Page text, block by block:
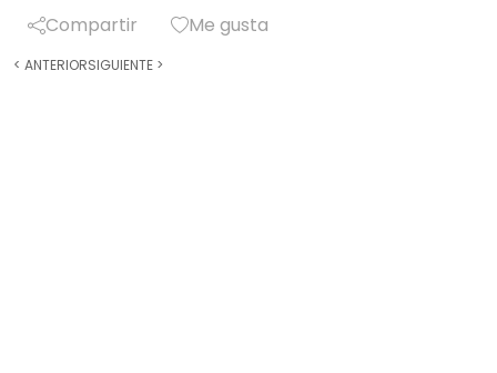
Compartir Me gusta
< ANTERIORSIGUIENTE >